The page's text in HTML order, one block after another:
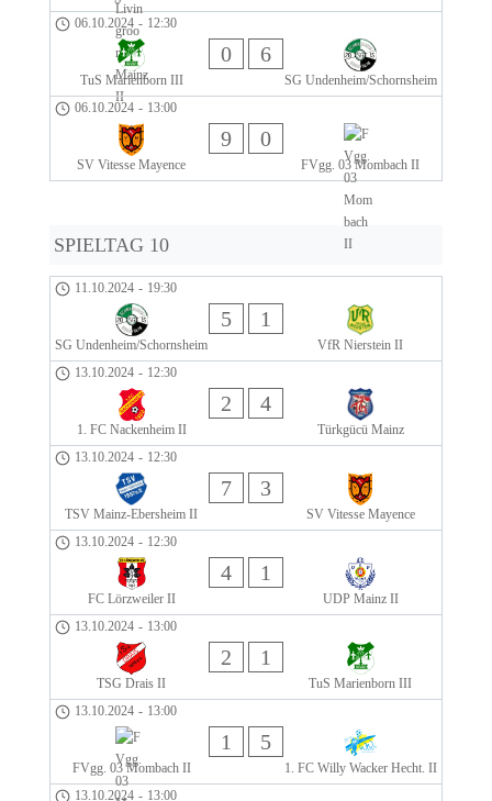
06.10.2024 - 12:30
TuS Marienborn III
0 6
SG Undenheim/Schornsheim
06.10.2024 - 13:00
SV Vitesse Mayence
9 0
FVgg. 03 Mombach II
SPIELTAG 10
11.10.2024 - 19:30
SG Undenheim/Schornsheim
5 1
VfR Nierstein II
13.10.2024 - 12:30
1. FC Nackenheim II
2 4
Türkgücü Mainz
13.10.2024 - 12:30
TSV Mainz-Ebersheim II
7 3
SV Vitesse Mayence
13.10.2024 - 12:30
FC Lörzweiler II
4 1
UDP Mainz II
13.10.2024 - 13:00
TSG Drais II
2 1
TuS Marienborn III
13.10.2024 - 13:00
FVgg. 03 Mombach II
1 5
1. FC Willy Wacker Hecht. II
13.10.2024 - 13:00